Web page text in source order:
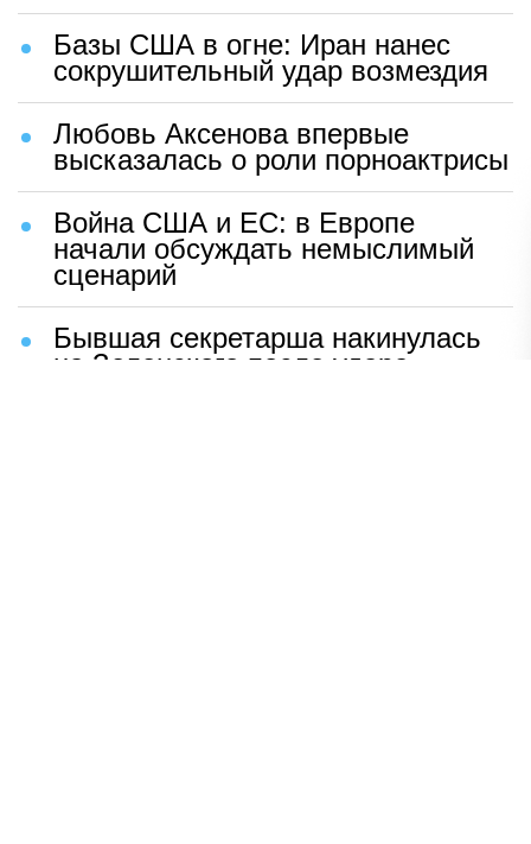
Базы США в огне: Иран нанес
сокрушительный удар возмездия
Любовь Аксенова впервые
высказалась о роли порноактрисы
Война США и ЕС: в Европе
начали обсуждать немыслимый
сценарий
Бывшая секретарша накинулась
на Зеленского после удара